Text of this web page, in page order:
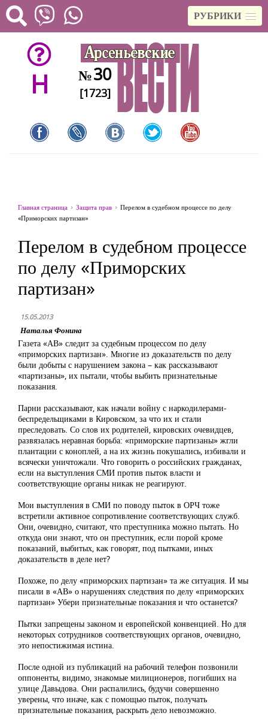
РУБРИКИ
H №30
[1723]
Главная страница Защита прав
Перелом в судебном процессе по делу
«Приморских партизан»
Перелом в судебном процессе
по делу «Приморских
партизан»
15.05.2013
Наталья Фонина
Газета «АВ» следит за судебным процессом по делу
«приморских партизан». Многие из доказательств по делу
были добыты с нарушением закона – как рассказывают
«партизаны», их пытали, чтобы выбить признательные
показания.
Парни рассказывают, как начали войну с наркодилерами-
беспредельщиками в Кировском, за что их и стали
преследовать. Со слов их родителей, кировских очевидцев,
развязалась неравная борьба: «приморские партизаны» жгли
плантации с коноплей, а на их жизнь покушались, избивали и
всячески уничтожали. Что говорить о российских гражданах,
если на выступления СМИ против пыток власти и
соответствующие органы никак не реагируют.
Мои выступления в СМИ по поводу пыток в ОРЧ тоже
встретили активное сопротивление соответствующих служб.
Они, очевидно, считают, что преступника можно пытать. Но
откуда они знают, что он преступник, если порой кроме
показаний, выбитых, как говорят, под пытками, иных
доказательств в деле нет?
Похоже, по делу «приморских партизан» та же ситуация. И мы
писали в «АВ» о нарушениях следствия по делу «приморских
партизан» Убери признательные показания и что останется?
Пытки запрещены законом и европейской конвенцией. Но для
некоторых сотрудников соответствующих органов, очевидно,
это непостижимая истина.
После одной из публикаций на рабочий телефон позвонили
оппоненты, видимо, знакомые милиционеров, погибших на
улице Давыдова. Они распалились, будучи совершенно
уверены, что иначе, как с помощью пыток, получать
признательные показания, раскрыть дело невозможно.